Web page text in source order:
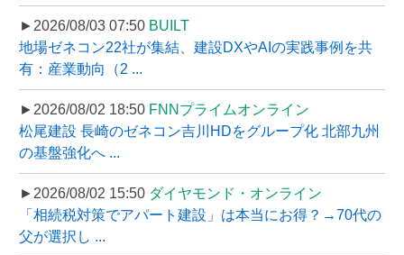
►2026/08/03 07:50 BUILT
地場ゼネコン22社が集結、建設DXやAIの実践事例を共
有：産業動向（2 ...
►2026/08/02 18:50 FNNプライムオンライン
松尾建設 長崎のゼネコン吉川HDをグループ化 北部九州
の基盤強化へ ...
►2026/08/02 15:50 ダイヤモンド・オンライン
「相続税対策でアパート建設」は本当にお得？→70代の
父が選択し ...